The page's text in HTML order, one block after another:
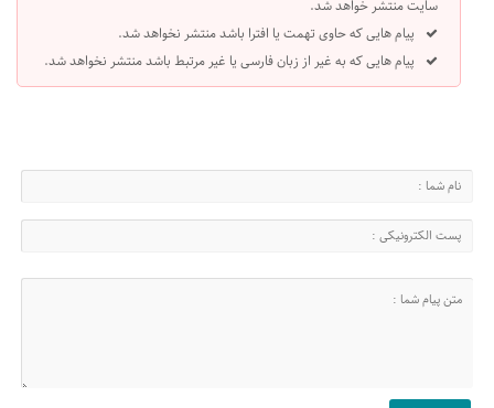
سایت منتشر خواهد شد.
پیام هایی که حاوی تهمت یا افترا باشد منتشر نخواهد شد.
پیام هایی که به غیر از زبان فارسی یا غیر مرتبط باشد منتشر نخواهد شد.